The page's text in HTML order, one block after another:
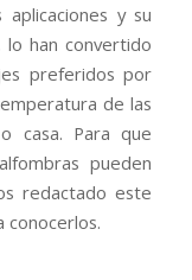
aplicaciones y su
han convertido
preferidos por
de las
casa. Para que
pueden
redactado este
conocerlos.